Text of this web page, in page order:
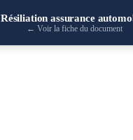
Résiliation assurance
← Voir la fiche du document